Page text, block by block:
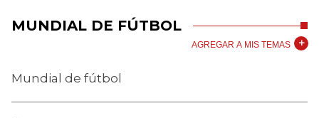
MUNDIAL DE FÚTBOL
AGREGAR A MIS TEMAS
Mundial de fútbol